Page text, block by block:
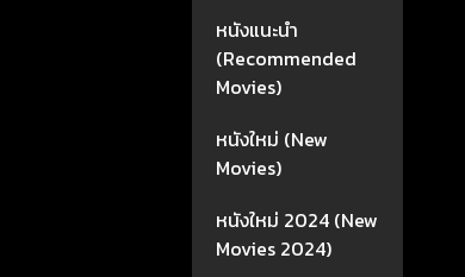
หนังแนะนำ
(Recommended
Movies)
หนังใหม่ (New
Movies)
หนังใหม่ 2024 (New
Movies 2024)